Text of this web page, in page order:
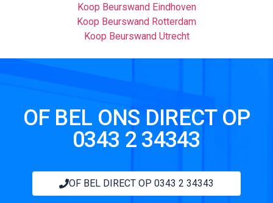
Koop Beurswand Eindhoven
Koop Beurswand Rotterdam
Koop Beurswand Utrecht
OF BEL ONS DIRECT OP
0343 2 34343
OF BEL DIRECT OP 0343 2 34343